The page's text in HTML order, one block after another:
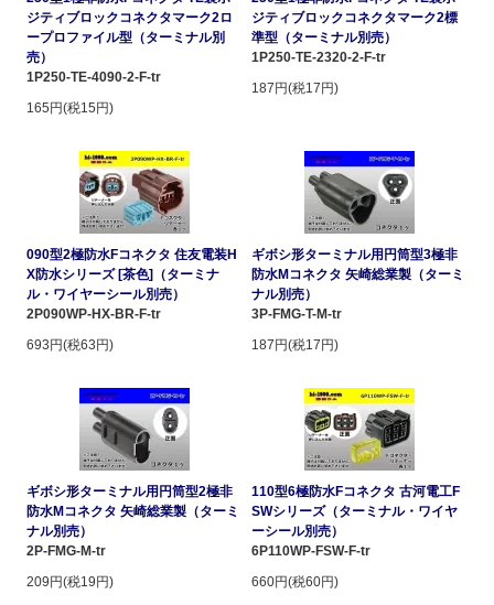
ジティブロックコネクタマーク2ロ
ープロファイル型（ターミナル別
売）
1P250-TE-4090-2-F-tr
165円(税15円)
ジティブロックコネクタマーク2標
準型（ターミナル別売）
1P250-TE-2320-2-F-tr
187円(税17円)
090型2極防水Fコネクタ 住友電装H
X防水シリーズ [茶色]（ターミナ
ル・ワイヤーシール別売）
2P090WP-HX-BR-F-tr
693円(税63円)
ギボシ形ターミナル用円筒型3極非
防水Mコネクタ 矢崎総業製（ターミ
ナル別売）
3P-FMG-T-M-tr
187円(税17円)
ギボシ形ターミナル用円筒型2極非
防水Mコネクタ 矢崎総業製（ターミ
ナル別売）
2P-FMG-M-tr
209円(税19円)
110型6極防水Fコネクタ 古河電工F
SWシリーズ（ターミナル・ワイヤ
ーシール別売）
6P110WP-FSW-F-tr
660円(税60円)